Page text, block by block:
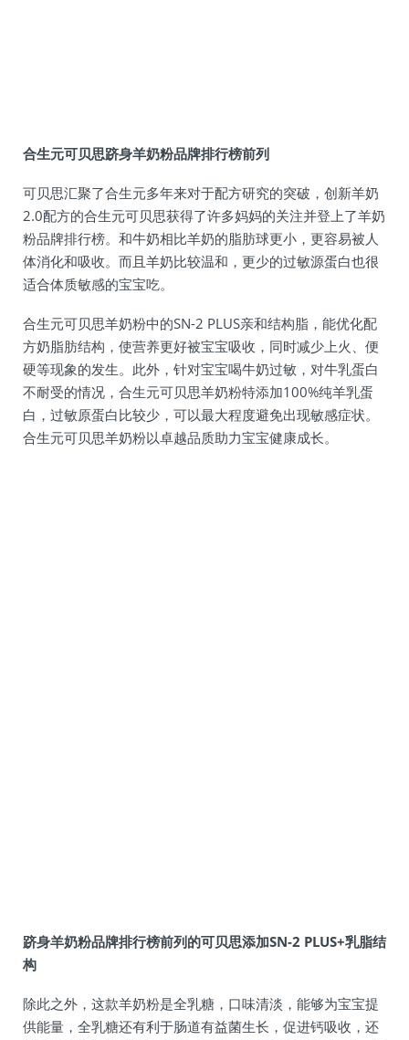
合生元可贝思跻身羊奶粉品牌排行榜前列
可贝思汇聚了合生元多年来对于配方研究的突破，创新羊奶
2.0配方的合生元可贝思获得了许多妈妈的关注并登上了羊奶
粉品牌排行榜。和牛奶相比羊奶的脂肪球更小，更容易被人
体消化和吸收。而且羊奶比较温和，更少的过敏源蛋白也很
适合体质敏感的宝宝吃。
合生元可贝思羊奶粉中的SN-2 PLUS亲和结构脂，能优化配
方奶脂肪结构，使营养更好被宝宝吸收，同时减少上火、便
硬等现象的发生。此外，针对宝宝喝牛奶过敏，对牛乳蛋白
不耐受的情况，合生元可贝思羊奶粉特添加100%纯羊乳蛋
白，过敏原蛋白比较少，可以最大程度避免出现敏感症状。
合生元可贝思羊奶粉以卓越品质助力宝宝健康成长。
跻身羊奶粉品牌排行榜前列的可贝思添加SN-2 PLUS+乳脂结
构
除此之外，这款羊奶粉是全乳糖，口味清淡，能够为宝宝提
供能量，全乳糖还有利于肠道有益菌生长，促进钙吸收，还